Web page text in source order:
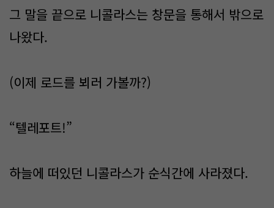
그 말을 끝으로 니콜라스는 창문을 통해서 밖으로
나왔다.
(이제 로드를 뵈러 가볼까?)
“텔레포트!”
하늘에 떠있던 니콜라스가 순식간에 사라졌다.